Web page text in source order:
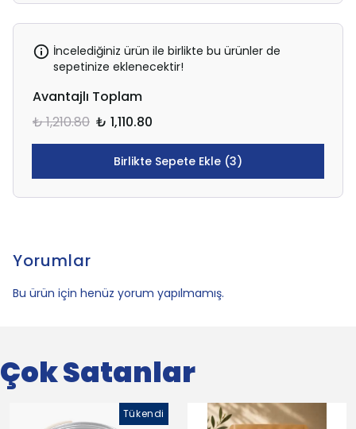
İncelediğiniz ürün ile birlikte bu ürünler de
sepetinize eklenecektir!
Avantajlı Toplam
₺ 1,210.80 ₺ 1,110.80
Birlikte Sepete Ekle (3)
Yorumlar
Bu ürün için henüz yorum yapılmamış.
Çok Satanlar
Tükendi